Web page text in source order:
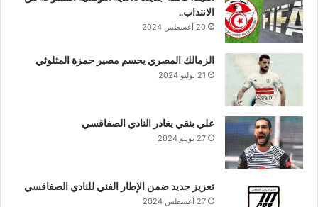
الانتداب..
20 أغسطس 2024
الزمالك المصري يحسم مصير حمزة المثلوثي
21 يوليو 2024
علي بنقي يغادر النادي الصفاقسي
27 يونيو 2024
تعزيز جديد ضمن الإطار الفني للنادي الصفاقسي
27 أغسطس 2024